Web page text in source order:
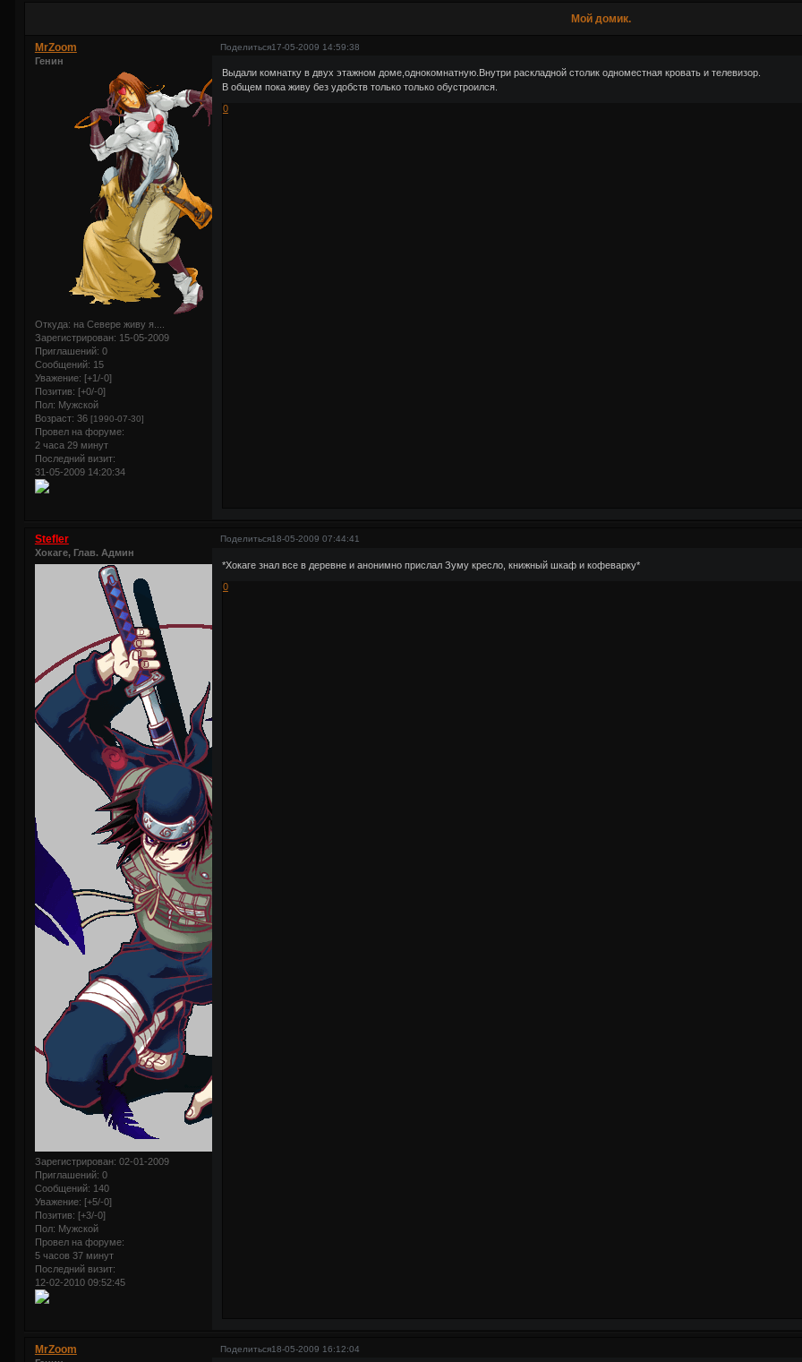
Мой домик.
Поделиться17-05-2009 14:59:38
MrZoom
Генин
Откуда: на Севере живу я....
Зарегистрирован: 15-05-2009
Приглашений: 0
Сообщений: 15
Уважение: [+1/-0]
Позитив: [+0/-0]
Пол: Мужской
Возраст: 36 [1990-07-30]
Провел на форуме:
2 часа 29 минут
Последний визит:
31-05-2009 14:20:34
Выдали комнатку в двух этажном доме,однокомнатную.Внутри раскладной столик одноместная кровать и телевизор.
В общем пока живу без удобств только только обустроился.
0
Поделиться18-05-2009 07:44:41
Stefler
Хокаге, Глав. Админ
Зарегистрирован: 02-01-2009
Приглашений: 0
Сообщений: 140
Уважение: [+5/-0]
Позитив: [+3/-0]
Пол: Мужской
Провел на форуме:
5 часов 37 минут
Последний визит:
12-02-2010 09:52:45
*Хокаге знал все в деревне и анонимно прислал Зуму кресло, книжный шкаф и кофеварку*
0
Поделиться18-05-2009 16:12:04
MrZoom